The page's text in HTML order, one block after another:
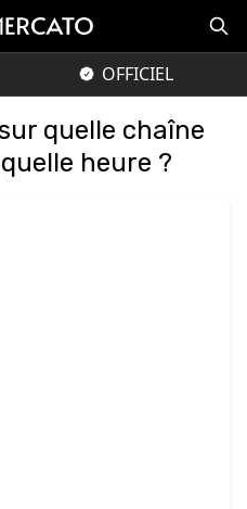
OFFICIEL
quelle chaîne
heure ?